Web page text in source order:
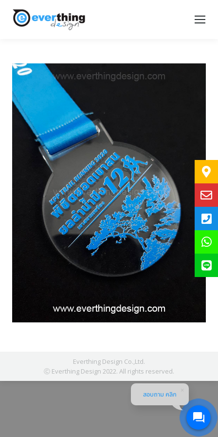
Everthing Design Co.,Ltd.
Ⓒ Everthing Design 2022. All rights reserved.
สอบถาม คลิก